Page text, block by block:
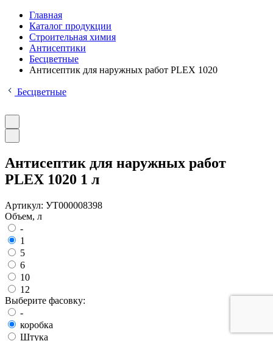
Главная
Каталог продукции
Строительная химия
Антисептики
Бесцветные
Антисептик для наружных работ PLEX 1020
Бесцветные
Антисептик для наружных работ
PLEX 1020 1 л
Артикул: УТ000008398
Объем, л
-
1
5
6
10
12
Выберите фасовку:
-
коробка
Штука